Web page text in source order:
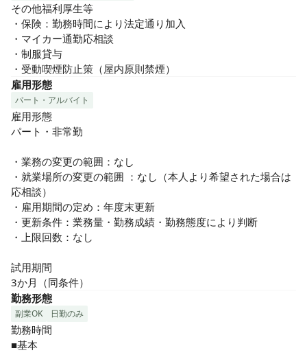
その他福利厚生等
・保険：勤務時間により法定通り加入
・マイカー通勤応相談
・制服貸与
・受動喫煙防止策（屋内原則禁煙）
雇用形態
パート・アルバイト
雇用形態
パート・非常勤
・業務の変更の範囲：なし
・就業場所の変更の範囲 ：なし（本人より希望された場合は
応相談）
・雇用期間の定め：年度末更新
・更新条件：業務量・勤務成績・勤務態度により判断
・上限回数：なし
試用期間
3か月（同条件）
勤務形態
副業OK 日勤のみ
勤務時間
■基本